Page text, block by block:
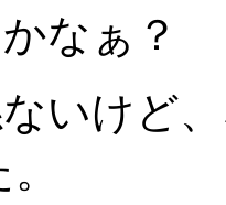
なぁ？
いけど